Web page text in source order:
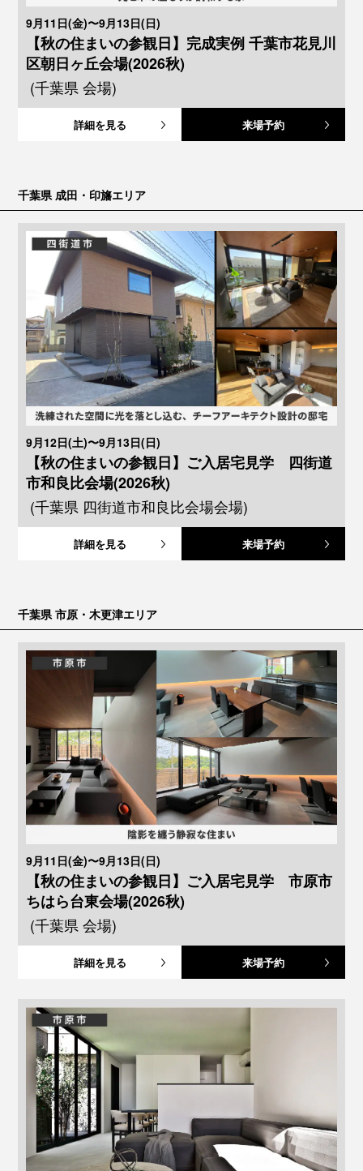
9月11日(金)〜9月13日(日)
【秋の住まいの参観日】完成実例 千葉市花見川
区朝日ヶ丘会場(2026秋)
(千葉県 会場)
詳細を見る 来場予約
千葉県 成田・印旛エリア
9月12日(土)〜9月13日(日)
【秋の住まいの参観日】ご入居宅見学 四街道
市和良比会場(2026秋)
(千葉県 四街道市和良比会場会場)
詳細を見る 来場予約
千葉県 市原・木更津エリア
9月11日(金)〜9月13日(日)
【秋の住まいの参観日】ご入居宅見学 市原市
ちはら台東会場(2026秋)
(千葉県 会場)
詳細を見る 来場予約